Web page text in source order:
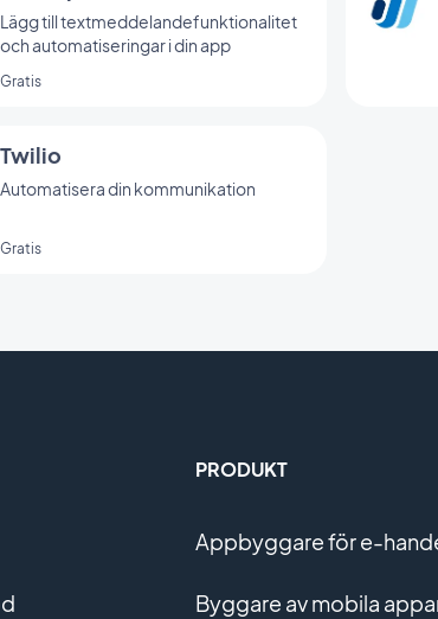
Lägg till textmeddelandefunktionalitet
och automatiseringar i din app
Gratis
Twilio
Automatisera din kommunikation
Gratis
PRODUKT
Appbyggare för e-
Byggare av mobila